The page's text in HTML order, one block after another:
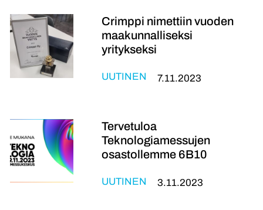
Crimppi nimettiin vuoden
maakunnalliseksi
yritykseksi
UUTINEN 7.11.2023
Tervetuloa
Teknologiamessujen
osastollemme 6B10
UUTINEN 3.11.2023